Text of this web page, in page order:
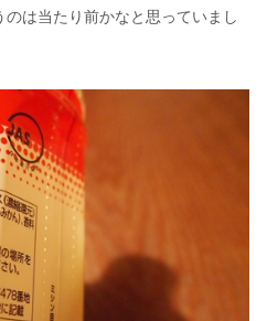
は当たり前かなと思っていまし